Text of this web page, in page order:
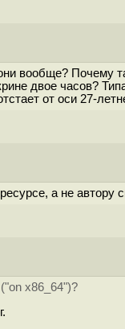
вообще? Почему
двое часов?
от оси 27-
а не автору
x86_64")?